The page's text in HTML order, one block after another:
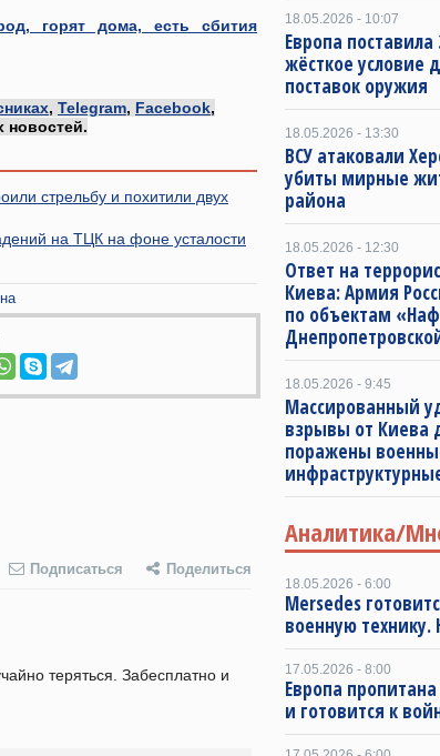
горят дома, есть сбития
, Telegram, Facebook,
новостей.
стрельбу и похитили двух
на ТЦК на фоне усталости
Подписаться Поделиться
теряться. Забесплатно и
18.05.2026 - 10:07
Европа
жёсткое условие
поставок оружия
18.05.2026 - 13:30
ВСУ атаковали
убиты мирные
района
18.05.2026 - 12:30
Ответ на
Киева: Армия
по объектам
18.05.2026 - 9:45
Массированный
взрывы от Киева
поражены
Аналитика/
18.05.2026 - 6:00
Mersedes
военную технику.
17.05.2026 - 8:00
Европа
и готовится к